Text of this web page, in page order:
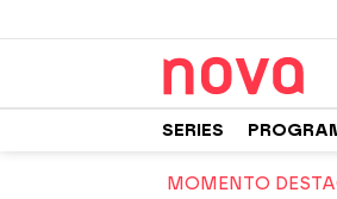
SERIES
MOMENTO